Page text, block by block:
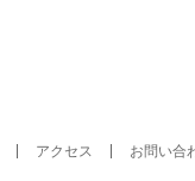
アクセス お問い合